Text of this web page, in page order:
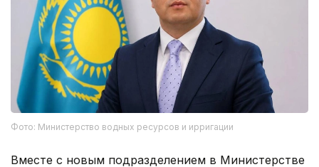
Фото: Министерство водных ресурсов и ирригации
Вместе с новым подразделением в Министерстве